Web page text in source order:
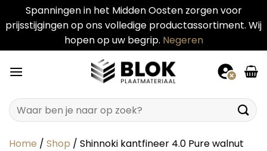
Spanningen in het Midden Oosten zorgen voor
prijsstijgingen op ons volledige productassortiment. Wij
hopen op uw begrip. Negeren
naar
Zoeken
naar:
Home / Shop / Shinnoki kantfineer 4.0 Pure walnut